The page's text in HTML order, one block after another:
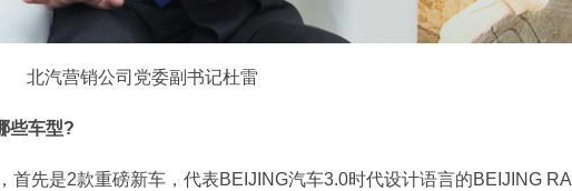
北汽营销公司党委副书记杜雷
些车型?
首先是2款重磅新车，代表BEIJING汽车3.0时代设计语言的BEIJING RA